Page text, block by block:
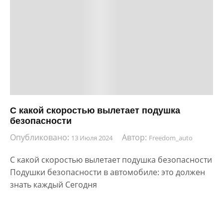
С какой скоростью вылетает подушка
безопасности
Опубликовано: 13 Июля 2024 Автор: Freedom_auto
С какой скоростью вылетает подушка безопасности
Подушки безопасности в автомобиле: это должен
знать каждый Сегодня